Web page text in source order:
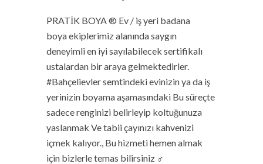
PRATİK BOYA ® Ev / iş yeri badana
boya ekiplerimiz alanında saygın
deneyimli en iyi sayılabilecek sertifikalı
ustalardan bir araya gelmektedirler.
#Bahçelievler semtindeki evinizin ya da iş
yerinizin boyama aşamasındaki Bu süreçte
sadece renginizi belirleyip koltuğunuza
yaslanmak Ve tabii çayınızı kahvenizi
içmek kalıyor., Bu hizmeti hemen almak
için bizlerle temas bilirsiniz ‍♂️